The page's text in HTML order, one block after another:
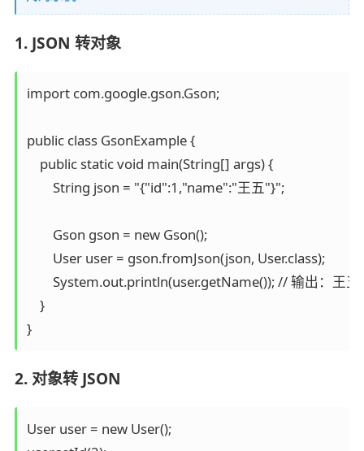
1. JSON 转对象
import com.google.gson.Gson;
public class GsonExample {
    public static void main(String[] args) {
        String json = "{"id":1,"name":"王五"}";
        Gson gson = new Gson();
        User user = gson.fromJson(json, User.class);
        System.out.println(user.getName()); // 输出：王五
    }
}
2. 对象转 JSON
User user = new User();